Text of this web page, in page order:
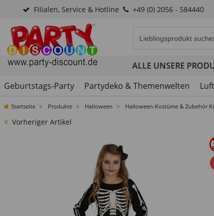
Filialen, Service & Hotline +49 (0) 2056 - 584440
ALLE UNSERE
Geburtstags-Party
Partydeko & Themenwelten
Startseite Produkte Halloween Halloween-Kostüme & Zubehör
Vorheriger Artikel